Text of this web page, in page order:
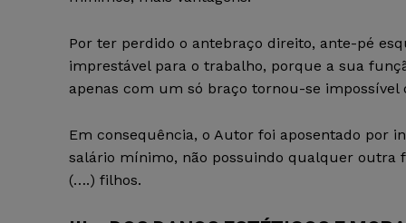
Por ter perdido o antebraço direito, ante-pé
imprestável para o trabalho, porque a sua
apenas com um só braço tornou-se impossível
Em consequência, o Autor foi aposentado por
salário mínimo, não possuindo qualquer outra
(….) filhos.